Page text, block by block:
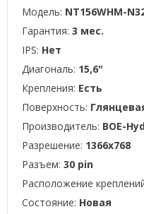
Модель: NT156WHM-
Гарантия: 3 мес.
IPS: Нет
Диагональ: 15,6"
Крепления: Есть
Поверхность:
Производитель: BOE-
Разрешение: 1366x768
Разъем: 30 pin
Расположение
Состояние: Новая